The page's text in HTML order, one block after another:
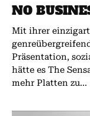
NO
Mit ihrer
Präsentation,
hätte es The
mehr Platten zu...